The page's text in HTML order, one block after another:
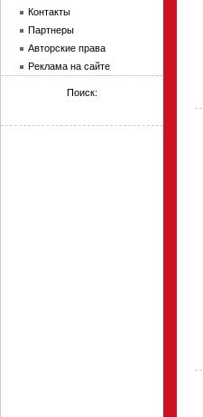
Контакты
Партнеры
Авторские права
Реклама на сайте
Поиск: